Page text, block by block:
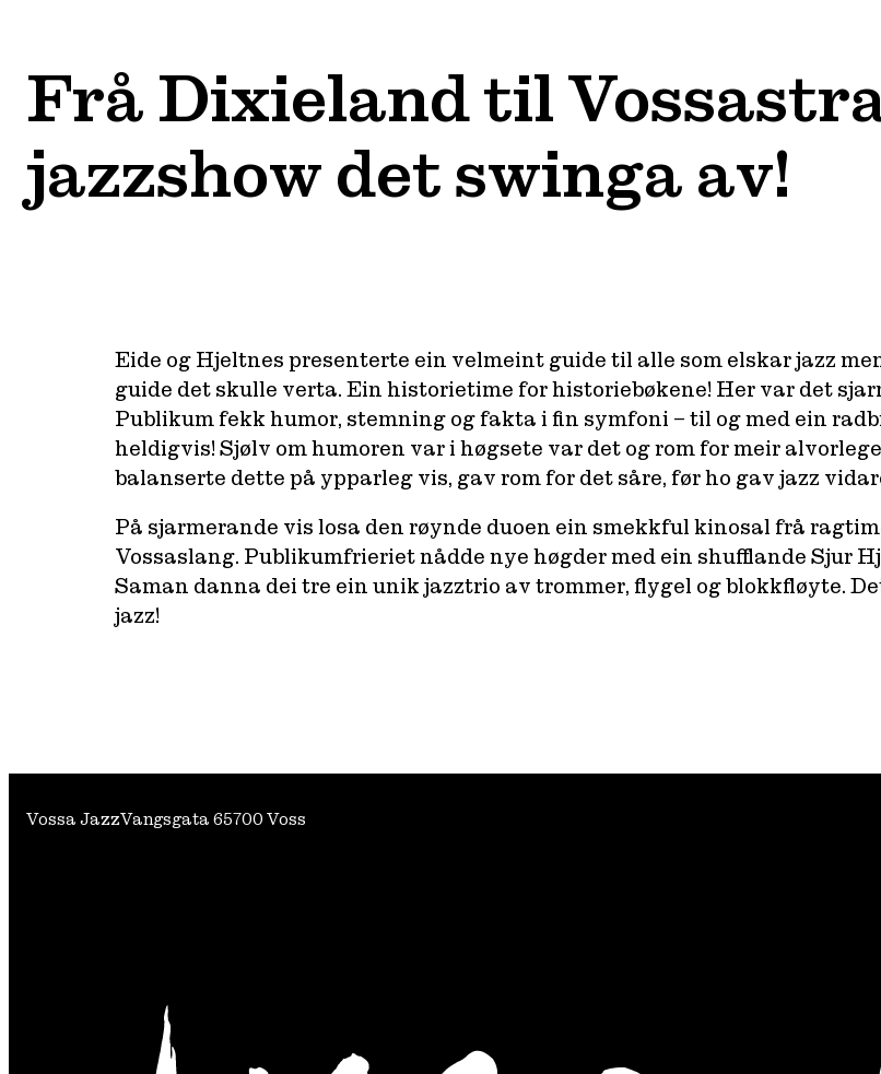
Frå Dixieland til
jazzshow det swinga av!
Eide og Hjeltnes presenterte ein velmeint guide til alle som elskar jazz
guide det skulle verta. Ein historietime for historiebøkene! Her var det
Publikum fekk humor, stemning og fakta i fin symfoni – til og med ein
heldigvis! Sjølv om humoren var i høgsete var det og rom for meir
balanserte dette på ypparleg vis, gav rom for det såre, før ho gav jazz
På sjarmerande vis losa den røynde duoen ein smekkful kinosal frå
Vossaslang. Publikumfrieriet nådde nye høgder med ein shufflande Sjur
Saman danna dei tre ein unik jazztrio av trommer, flygel og blokkfløyte.
jazz!
Vossa JazzVangsgata 65700 Voss